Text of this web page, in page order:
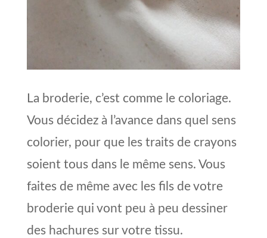
La broderie, c’est comme le coloriage.
Vous décidez à l’avance dans quel sens
colorier, pour que les traits de crayons
soient tous dans le même sens. Vous
faites de même avec les fils de votre
broderie qui vont peu à peu dessiner
des hachures sur votre tissu.